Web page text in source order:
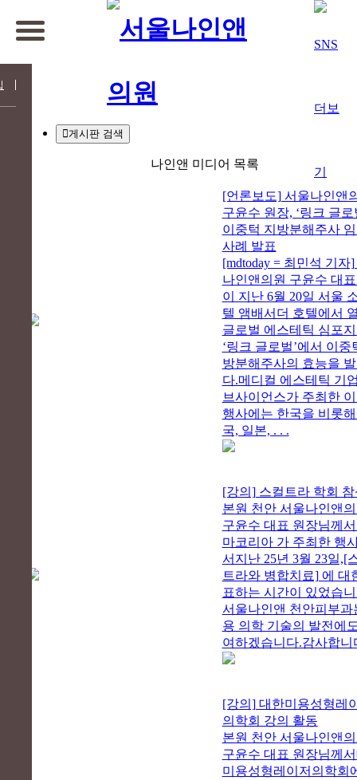
게시판 검색
나인앤 미디어 목록
[언론보도] 서울나인앤
구윤수 원장, ‘링크 글로
이중턱 지방분해주사
사례 발표
[mdtoday = 최민석 기자
나인앤의원 구윤수 대
이 지난 6월 20일 서울
텔 앰배서더 호텔에서
글로벌 에스테틱 심포
‘링크 글로벌’에서 이중
방분해주사의 효능을
다.메디컬 에스테틱 기
브사이언스가 주최한
행사에는 한국을 비롯
국, 일본, . . .
[강의] 스컬트라 학회 참
본원 천안 서울나인앤
구윤수 대표 원장님께
마코리아 가 주최한 행
서지난 25년 3월 23일,[
트라와 병합치료] 에 대
표하는 시간이 있었습
서울나인앤 천안피부과
용 의학 기술의 발전에
여하겠습니다.감사합니
[강의] 대한미용성형레
의학회 강의 활동
본원 천안 서울나인앤
구윤수 대표 원장님께
미용성형레이저의학회